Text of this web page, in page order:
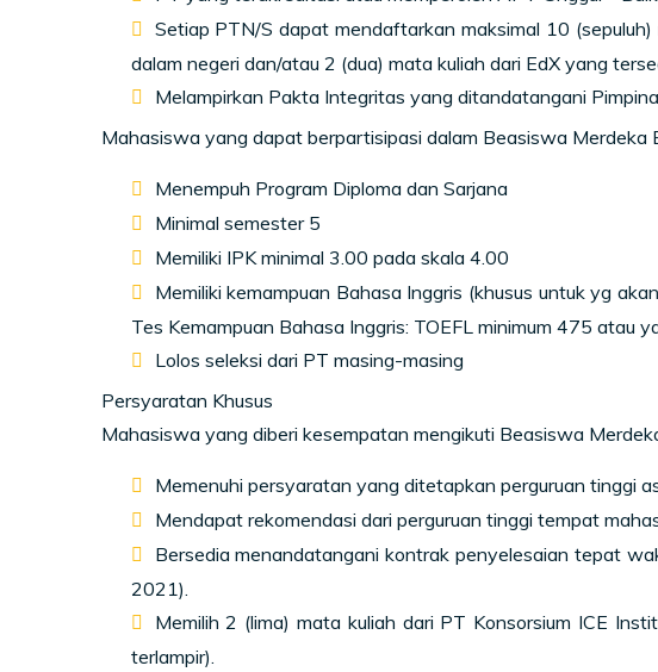
Setiap PTN/S dapat mendaftarkan maksimal 10
dalam negeri dan/atau 2 (dua) mata kuliah dari EdX yang
Melampirkan Pakta Integritas yang ditandatangani
Mahasiswa yang dapat berpartisipasi dalam Beasiswa Merdeka
Menempuh Program Diploma dan Sarjana
Minimal semester 5
Memiliki IPK minimal 3.00 pada skala 4.00
Memiliki kemampuan Bahasa Inggris (khusus untuk yg
Tes Kemampuan Bahasa Inggris: TOEFL minimum 475 atau
Lolos seleksi dari PT masing-masing
Persyaratan Khusus
Mahasiswa yang diberi kesempatan mengikuti Beasiswa
Memenuhi persyaratan yang ditetapkan perguruan tinggi
Mendapat rekomendasi dari perguruan tinggi tempat
Bersedia menandatangani kontrak penyelesaian tepat
2021).
Memilih 2 (lima) mata kuliah dari PT Konsorsium ICE
terlampir).